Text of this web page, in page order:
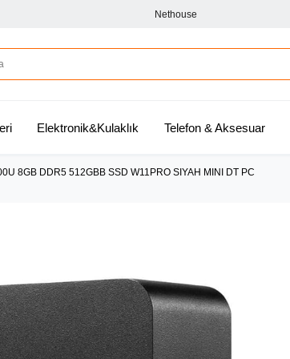
Nethouse
Elektronik&Kulaklık Telefon & Aksesuar
8GB DDR5 512GBB SSD W11PRO SIYAH MINI DT PC